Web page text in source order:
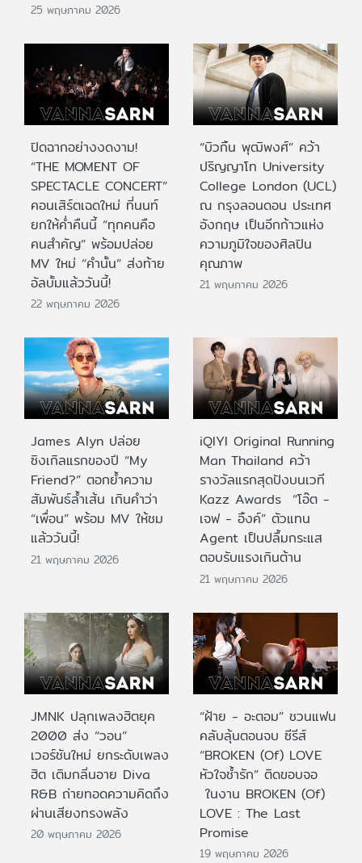
25 พฤษภาคม 2026
ปิดฉากอย่างงดงาม!
“THE MOMENT OF
SPECTACLE CONCERT”
คอนเสิร์ตเฉดใหม่ ที่นนท์
ยกให้ค่ำคืนนี้ “ทุกคนคือ
คนสำคัญ” พร้อมปล่อย
MV ใหม่ “คำนั้น” ส่งท้าย
อัลบั้มแล้ววันนี้!
22 พฤษภาคม 2026
“บิวกิ้น พุฒิพงศ์” คว้า
ปริญญาโท University
College London (UCL)
ณ กรุงลอนดอน ประเทศ
อังกฤษ เป็นอีกก้าวแห่ง
ความภูมิใจของศิลปิน
คุณภาพ
21 พฤษภาคม 2026
James Alyn ปล่อย
ซิงเกิลแรกของปี “My
Friend?” ตอกย้ำความ
สัมพันธ์ล้ำเส้น เกินคำว่า
“เพื่อน” พร้อม MV ให้ชม
แล้ววันนี้!
21 พฤษภาคม 2026
iQIYI Original Running
Man Thailand คว้า
รางวัลแรกสุดปังบนเวที
Kazz Awards “โอ๊ต -
เจฟ - อิ้งค์” ตัวแทน
Agent เป็นปลื้มกระแส
ตอบรับแรงเกินต้าน
21 พฤษภาคม 2026
JMNK ปลุกเพลงฮิตยุค
2000 ส่ง “วอน”
เวอร์ชันใหม่ ยกระดับเพลง
ฮิต เติมกลิ่นอาย Diva
R&B ถ่ายทอดความคิดถึง
ผ่านเสียงทรงพลัง
20 พฤษภาคม 2026
“ฝ้าย - อะตอม” ชวนแฟน
คลับลุ้นตอนจบ ซีรีส์
“BROKEN (Of) LOVE
หัวใจช้ำรัก” ติดขอบจอ
ในงาน BROKEN (Of)
LOVE : The Last
Promise
19 พฤษภาคม 2026